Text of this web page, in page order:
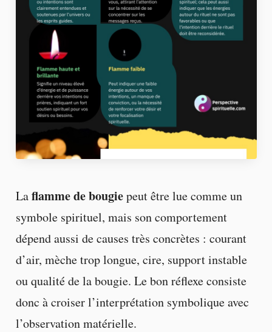
Laflamme de bougiepeut être lue comme un
symbole spirituel, mais son comportement
dépend aussi de causes très concrètes : courant
d’air, mèche trop longue, cire, support instable
ou qualité de la bougie. Le bon réflexe consiste
donc à croiser l’interprétation symbolique avec
l’observation matérielle.